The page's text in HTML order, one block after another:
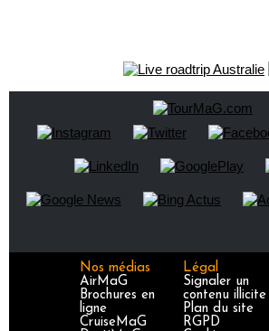
Nos médias
AirMaG
Brochures en
ligne
CruiseMaG
Légal
Signaler un
contenu illicite
Plan du site
RGPD